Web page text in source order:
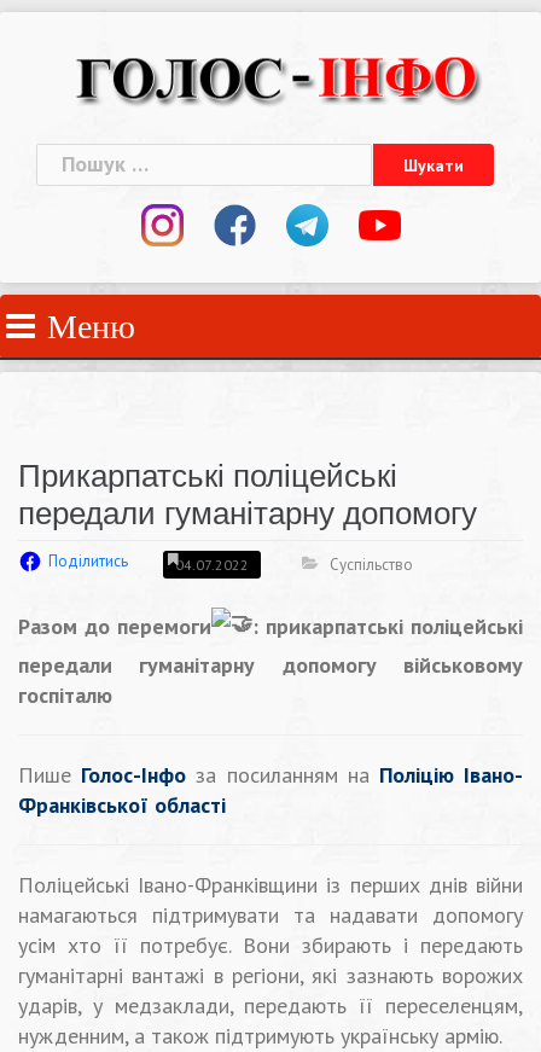
Пошук:
Меню
Прикарпатські поліцейські
передали гуманітарну допомогу
Поділитись 04.07.2022 Суспільство
Разом до перемоги
: прикарпатські поліцейські
передали гуманітарну допомогу військовому
госпіталю
Пише Голос-Інфо за посиланням на Поліцію Івано-
Франківської області
Поліцейські Івано-Франківщини із перших днів війни
намагаються підтримувати та надавати допомогу
усім хто її потребує. Вони збирають і передають
гуманітарні вантажі в регіони, які зазнають ворожих
ударів, у медзаклади, передають її переселенцям,
нужденним, а також підтримують українську армію.